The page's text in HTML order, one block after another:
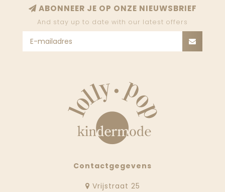
ABONNEER JE OP ONZE NIEUWSBRIEF
And stay up to date with our latest offers
Contactgegevens
Vrijstraat 25